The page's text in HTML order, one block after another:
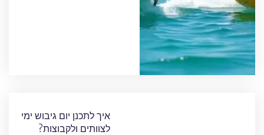
איך לתכנן יום גיבוש ימי
לצוותים ולקבוצות?